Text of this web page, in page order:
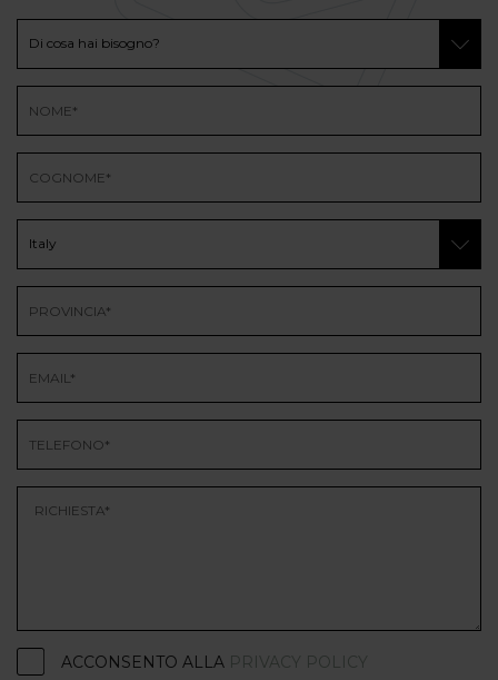
ACCONSENTO ALLA PRIVACY POLICY